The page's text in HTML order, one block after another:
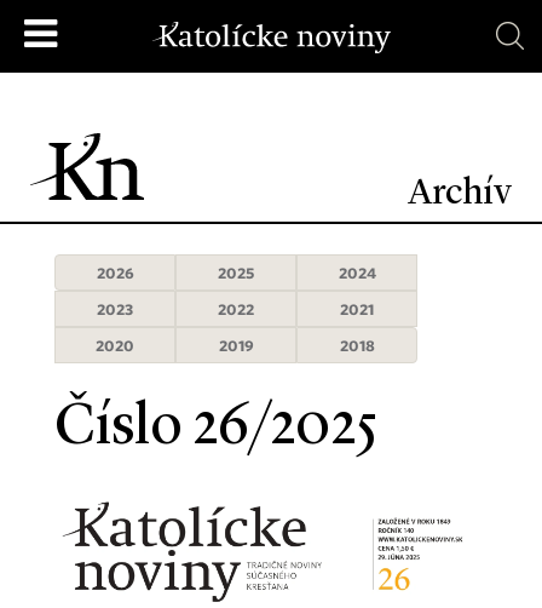
Archív
2026 2025
2024
2023
2022
2021
2020
2019 2018
Číslo 26/2025